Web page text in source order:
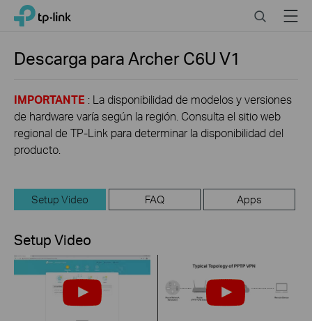
Click
navigation
TP-Link, Reliably Smart SearchMenu
Descarga paraArcher C6UV1
IMPORTANTE : La disponibilidad de modelos y versiones
de hardware varía según la región. Consulta el sitio web
regional de TP-Link para determinar la disponibilidad del
producto.
Setup Video FAQ Apps
Setup Video